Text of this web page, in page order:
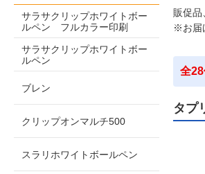
販促
※お届
全
タプ
サラサクリップホワイトボー
ルペン フルカラー印刷
サラサクリップホワイトボー
ルペン
ブレン
クリップオンマルチ500
スラリホワイトボールペン